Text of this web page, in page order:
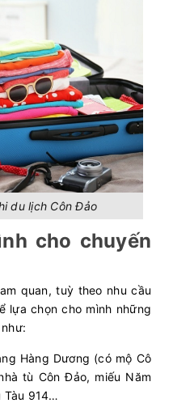
du lịch Côn Đảo
cho chuyến
quan, tuỳ theo nhu cầu
lựa chọn cho mình những
như:
Hàng Dương (có mộ Cô
tù Côn Đảo, miếu Năm
Tàu 914…